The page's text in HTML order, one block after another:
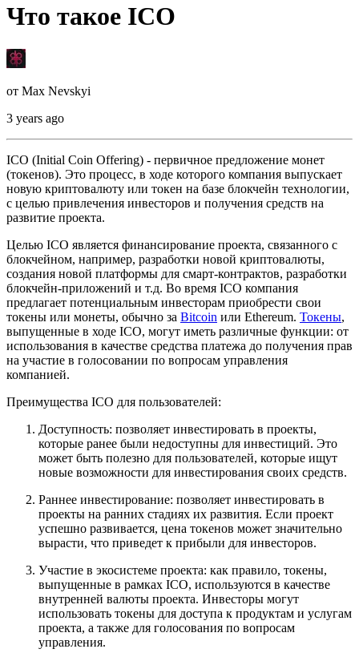
Что такое ICO
от Max Nevskyi
3 years ago
ICO (Initial Coin Offering) - первичное предложение монет
(токенов). Это процесс, в ходе которого компания выпускает
новую криптовалюту или токен на базе блокчейн технологии,
с целью привлечения инвесторов и получения средств на
развитие проекта.
Целью ICO является финансирование проекта, связанного с
блокчейном, например, разработки новой криптовалюты,
создания новой платформы для смарт-контрактов, разработки
блокчейн-приложений и т.д. Во время ICO компания
предлагает потенциальным инвесторам приобрести свои
токены или монеты, обычно за Bitcoin или Ethereum. Токены,
выпущенные в ходе ICO, могут иметь различные функции: от
использования в качестве средства платежа до получения прав
на участие в голосовании по вопросам управления
компанией.
Преимущества ICO для пользователей:
Доступность: позволяет инвестировать в проекты,
которые ранее были недоступны для инвестиций. Это
может быть полезно для пользователей, которые ищут
новые возможности для инвестирования своих средств.
Раннее инвестирование: позволяет инвестировать в
проекты на ранних стадиях их развития. Если проект
успешно развивается, цена токенов может значительно
вырасти, что приведет к прибыли для инвесторов.
Участие в экосистеме проекта: как правило, токены,
выпущенные в рамках ICO, используются в качестве
внутренней валюты проекта. Инвесторы могут
использовать токены для доступа к продуктам и услугам
проекта, а также для голосования по вопросам
управления.